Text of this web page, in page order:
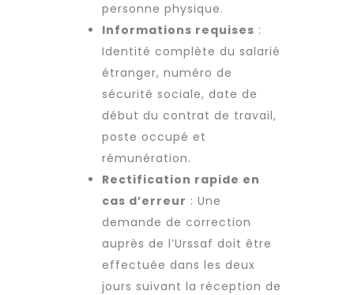
personne physique.
Informations requises :
Identité complète du salarié
étranger, numéro de
sécurité sociale, date de
début du contrat de travail,
poste occupé et
rémunération.
Rectification rapide en
cas d’erreur : Une
demande de correction
auprès de l’Urssaf doit être
effectuée dans les deux
jours suivant la réception de